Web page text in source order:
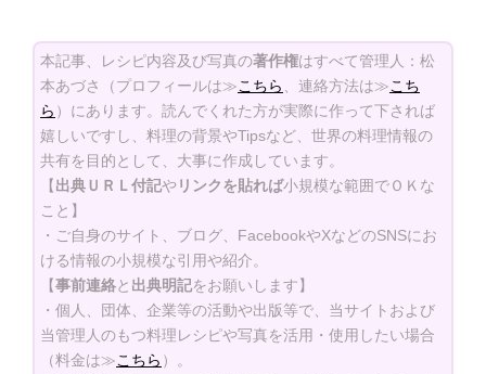
本記事、レシピ内容及び写真の著作権はすべて管理人：松
本あづさ（プロフィールは≫こちら 、連絡方法は≫こち
ら ）にあります。読んでくれた方が実際に作って下されば
嬉しいですし、料理の背景やTipsなど、世界の料理情報の
共有を目的として、大事に作成しています。
【出典ＵＲＬ付記やリンクを貼れば小規模な範囲でＯＫな
こと】
・ご自身のサイト、ブログ、FacebookやXなどのSNSにお
ける情報の小規模な引用や紹介。
【事前連絡と 出典明記をお願いします】
・個人、団体、企業等の活動や出版等で、当サイトおよび
当管理人のもつ料理レシピや写真を活用・使用したい場合
（料金は≫こちら ）。